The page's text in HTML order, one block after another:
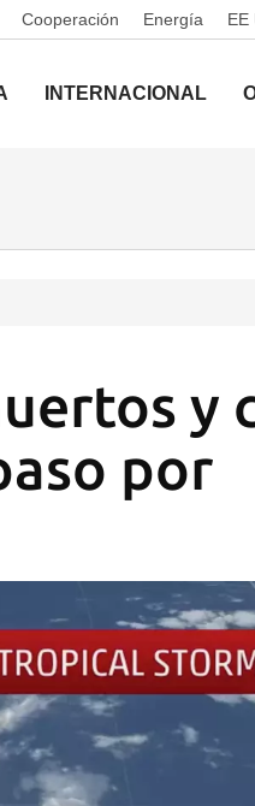
Cooperación Energía EE
INTERNACIONAL
y
por